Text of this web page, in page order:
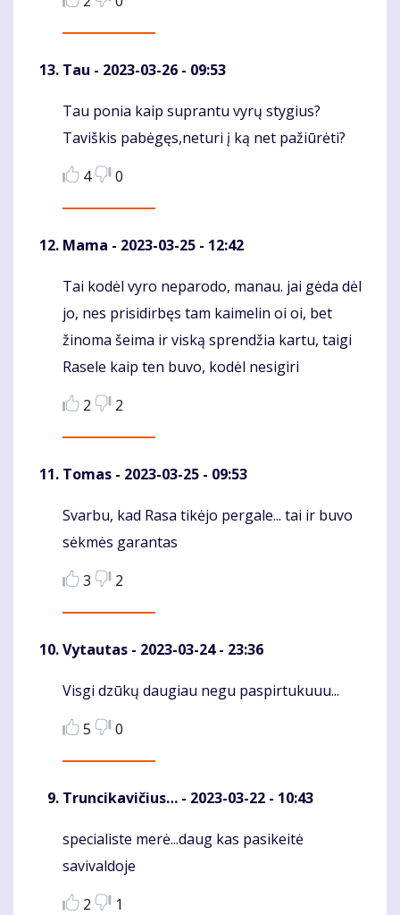
Tau - 2023-03-26 - 09:53
Komentaras
Tau ponia kaip suprantu vyrų stygius?
Taviškis pabėgęs,neturi į ką net pažiūrėti?
4
0
Mama - 2023-03-25 - 12:42
Komentaras
Tai kodėl vyro neparodo, manau. jai gėda dėl
jo, nes prisidirbęs tam kaimelin oi oi, bet
žinoma šeima ir viską sprendžia kartu, taigi
Rasele kaip ten buvo, kodėl nesigiri
2
2
Tomas - 2023-03-25 - 09:53
Komentaras
Svarbu, kad Rasa tikėjo pergale... tai ir buvo
sėkmės garantas
3
2
Vytautas - 2023-03-24 - 23:36
Komentaras
Visgi dzūkų daugiau negu paspirtukuuu...
5
0
Truncikavičius… - 2023-03-22 - 10:43
Komentaras
specialiste merė...daug kas pasikeitė
savivaldoje
2
1